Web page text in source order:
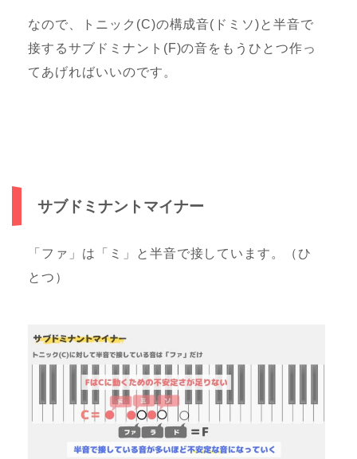
なので、トニック(C)の構成音(ドミソ)と半音で
接するサブドミナント(F)の音をもうひとつ作っ
てあげればいいのです。
サブドミナントマイナー
「ファ」は「ミ」と半音で接しています。（ひ
とつ）